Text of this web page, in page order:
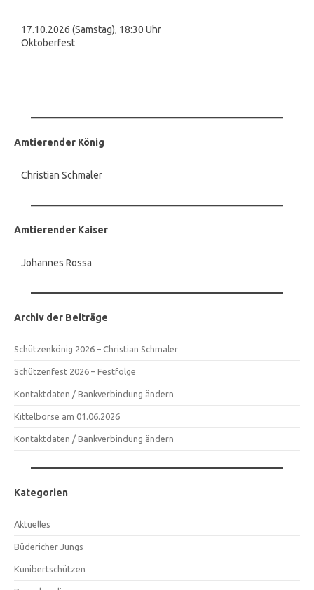
17.10.2026 (Samstag), 18:30 Uhr
Oktoberfest
Amtierender König
Christian Schmaler
Amtierender Kaiser
Johannes Rossa
Archiv der Beiträge
Schützenkönig 2026 – Christian Schmaler
Schützenfest 2026 – Festfolge
Kontaktdaten / Bankverbindung ändern
Kittelbörse am 01.06.2026
Kontaktdaten / Bankverbindung ändern
Kategorien
Aktuelles
Büdericher Jungs
Kunibertschützen